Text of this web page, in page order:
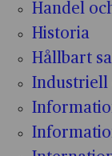
Handel
Historia
Hållbart
Industriell